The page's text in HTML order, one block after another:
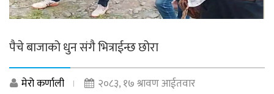
पैचे बाजाको धुन संगै भित्राईन्छ छोरा
मेरो कर्णाली
२०८३, १७ श्रावण आईतवार